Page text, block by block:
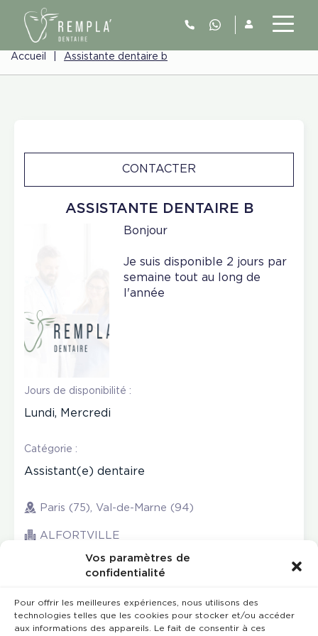
Vos paramètres de
confidentialité
Pour offrir les meilleures expériences, nous utilisons des
technologies telles que les cookies pour stocker et/ou accéder
aux informations des appareils. Le fait de consentir à ces
Accueil Assistante dentaire b
ASSISTANTE DENTAIRE B
CONTACTER
Bonjour
Je suis disponible 2 jours par
semaine tout au long de
l'année
Jours de disponibilité :
Lundi, Mercredi
Catégorie :
Assistant(e) dentaire
Paris (75), Val-de-Marne (94)
ALFORTVILLE